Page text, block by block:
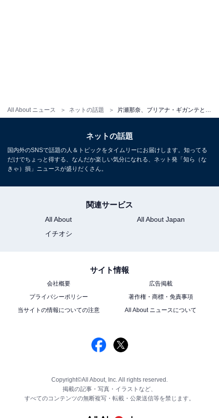
All About ニュース ネットの話題
ネットの話題
国内外のSNSで話題の人＆トピックをタイムリーにお届けします。知ってる
だけでちょっと得する、なんだか楽しい気分になれる、ネット発「知ら（な
きゃ）損」ニュースが盛りだくさん。
関連サービス
All About
All About Japan
イチオシ
サイト情報
会社概要
広告掲載
プライバシーポリシー
著作権・商標・免責事項
当サイトの情報についての注意
All About ニュースについて
Copyright©All About, Inc. All rights reserved.
掲載の記事・写真・イラストなど、
すべてのコンテンツの無断複写・転載・公衆送信等を禁じます。